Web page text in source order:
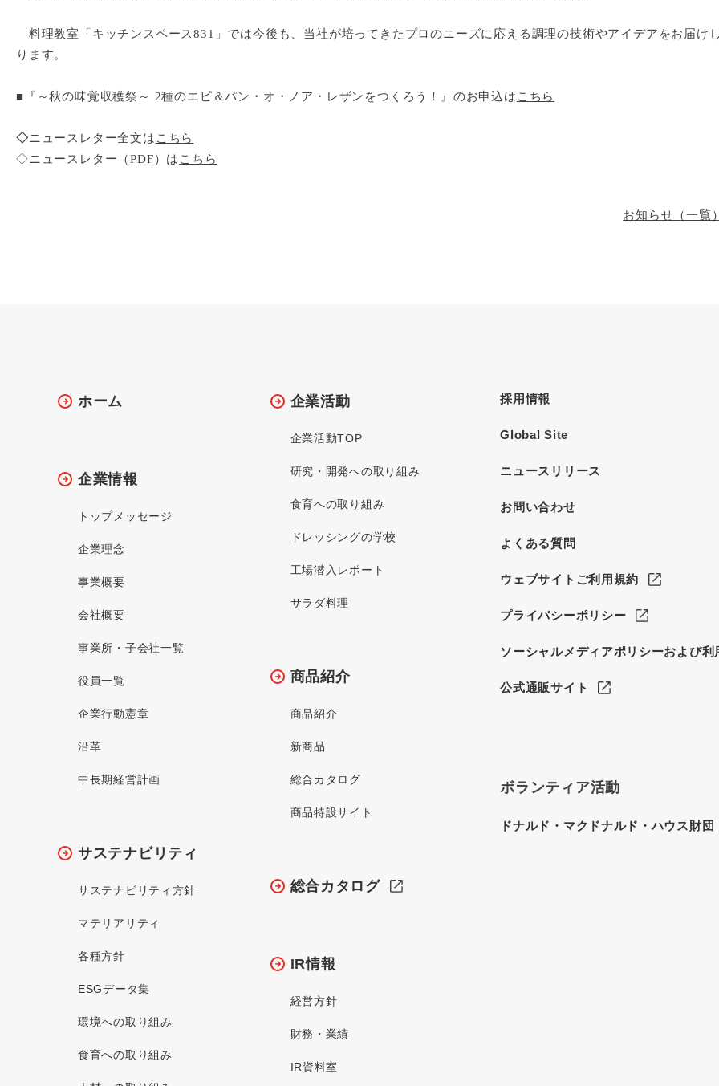
料理教室「キッチンスペース831」では今後も、当社が培ってきたプロのニーズに応える調理の技術やアイデアをお届け
ります。
■『～秋の味覚収穫祭～ 2種のエピ＆パン・オ・ノア・レザンをつくろう！』のお申込は こちら
◇ニュースレター全文は こちら
◇ニュースレター（PDF）は こちら
お知らせ（一覧
ホーム
企業情報
トップメッセージ
企業理念
事業概要
会社概要
事業所・子会社一覧
役員一覧
企業行動憲章
沿革
中長期経営計画
サステナビリティ
サステナビリティ方針
マテリアリティ
各種方針
ESGデータ集
環境への取り組み
食育への取り組み
企業活動
企業活動TOP
研究・開発への取り組み
食育への取り組み
ドレッシングの学校
工場潜入レポート
サラダ料理
商品紹介
商品紹介
新商品
総合カタログ
商品特設サイト
総合カタログ
IR情報
経営方針
財務・業績
IR資料室
採用情報
Global Site
ニュースリリース
お問い合わせ
よくある質問
ウェブサイトご利用規約
プライバシーポリシー
ソーシャルメディアポリシーおよび利
公式通販サイト
ボランティア活動
ドナルド・マクドナルド・ハウス財団